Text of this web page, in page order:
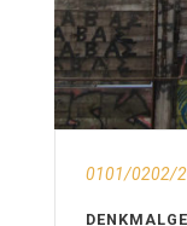
0101/0202/